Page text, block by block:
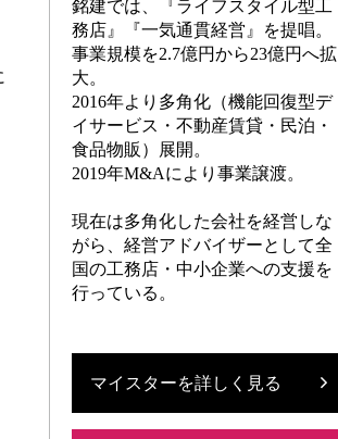
銘建では、『ライフスタイル型工
務店』『一気通貫経営』を提唱。
事業規模を2.7億円から23億円へ拡
大。
2016年より多角化（機能回復型デ
イサービス・不動産賃貸・民泊・
食品物販）展開。
2019年M&Aにより事業譲渡。
現在は多角化した会社を経営しな
がら、経営アドバイザーとして全
国の工務店・中小企業への支援を
行っている。
マイスターを詳しく見る